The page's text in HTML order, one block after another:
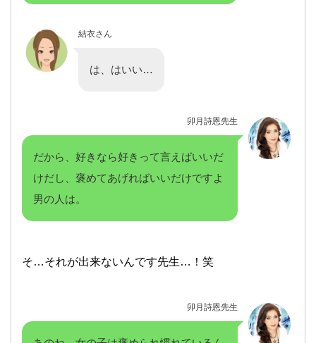
結衣さん
は、はいい…
卯月詩恩先生
だから、好きなら好きって言えばいいだ
けだし、褒めてあげればいいだけですよ
男の人は。
そ…それが出来ないんです先生…！笑
卯月詩恩先生